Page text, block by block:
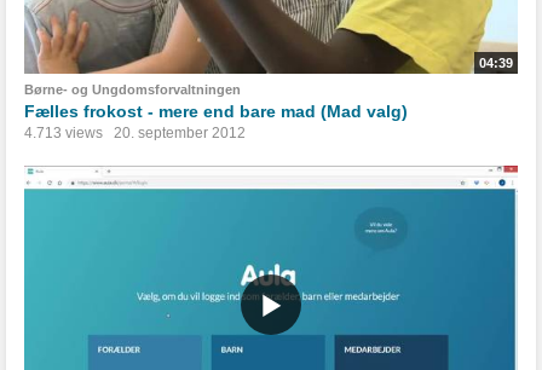
04:39
Børne- og Ungdomsforvaltningen
Fælles frokost - mere end bare mad (Mad valg)
4.713 views 20. september 2012